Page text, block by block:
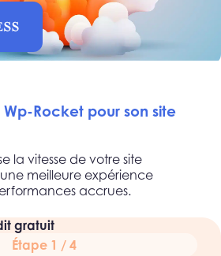
Wp-Rocket pour son site
la vitesse de votre site
meilleure expérience
accrues.
gratuit
Étape 1 / 4